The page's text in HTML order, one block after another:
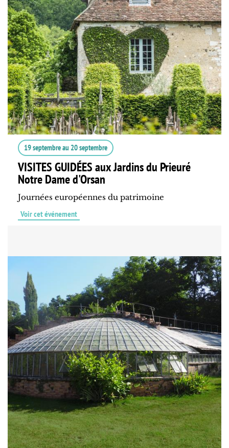
19 septembreau 20 septembre
VISITES GUIDÉES aux Jardins du Prieuré
Notre Dame d'Orsan
Journées européennes du patrimoine
Voir cet événement